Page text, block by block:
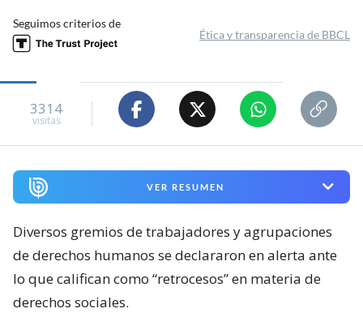
Seguimos criterios de
Ética y transparencia de BBCL
3314
visitas
VER RESUMEN
Diversos gremios de trabajadores y agrupaciones
de derechos humanos se declararon en alerta ante
lo que califican como “retrocesos” en materia de
derechos sociales.